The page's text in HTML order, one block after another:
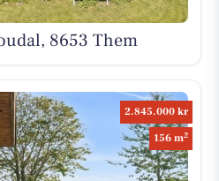
8653 Them
2.845.000 kr
156 m2